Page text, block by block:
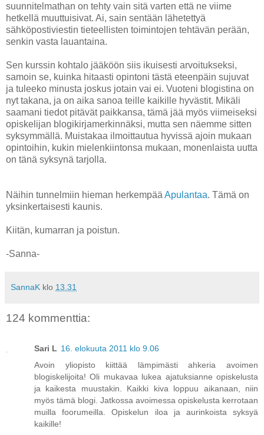
suunnitelmathan on tehty vain sitä varten että ne viime
hetkellä muuttuisivat. Ai, sain sentään lähetettyä
sähköpostiviestin tieteellisten toimintojen tehtävän perään,
senkin vasta lauantaina.
Sen kurssin kohtalo jääköön siis ikuisesti arvoitukseksi,
samoin se, kuinka hitaasti opintoni tästä eteenpäin sujuvat
ja tuleeko minusta joskus jotain vai ei. Vuoteni blogistina on
nyt takana, ja on aika sanoa teille kaikille hyvästit. Mikäli
saamani tiedot pitävät paikkansa, tämä jää myös viimeiseksi
opiskelijan blogikirjamerkinnäksi, mutta sen näemme sitten
syksymmällä. Muistakaa ilmoittautua hyvissä ajoin mukaan
opintoihin, kukin mielenkiintonsa mukaan, monenlaista uutta
on tänä syksynä tarjolla.
Näihin tunnelmiin hieman herkempää Apulantaa. Tämä on
yksinkertaisesti kaunis.
Kiitän, kumarran ja poistun.
-Sanna-
SannaK klo 13.31
124 kommenttia:
Sari L 16. elokuuta 2011 klo 9.06
Avoin yliopisto kiittää lämpimästi ahkeria avoimen
blogiskelijoita! Oli mukavaa lukea ajatuksianne opiskelusta
ja kaikesta muustakin. Kaikki kiva loppuu aikanaan, niin
myös tämä blogi. Jatkossa avoimessa opiskelusta kerrotaan
muilla foorumeilla. Opiskelun iloa ja aurinkoista syksyä
kaikille!